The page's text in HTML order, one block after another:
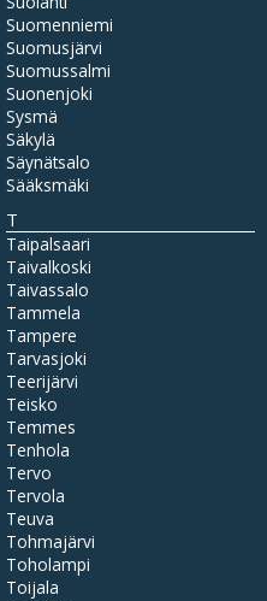
Suomenniemi
Suomusjärvi
Suomussalmi
Suonenjoki
Sysmä
Säkylä
Säynätsalo
Sääksmäki
T
Taipalsaari
Taivalkoski
Taivassalo
Tammela
Tampere
Tarvasjoki
Teerijärvi
Teisko
Temmes
Tenhola
Tervo
Tervola
Teuva
Tohmajärvi
Toholampi
Toijala